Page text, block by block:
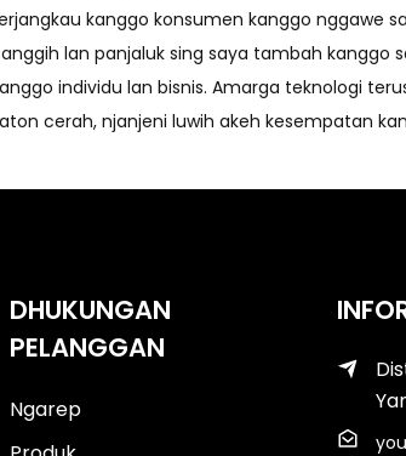
kanggo konsumen kanggo nggawe
lan panjaluk sing saya tambah kanggo
individu lan bisnis. Amarga teknologi
cerah, njanjeni luwih akeh kesempatan
DHUKUNGAN
PELANGGAN
Ngarep